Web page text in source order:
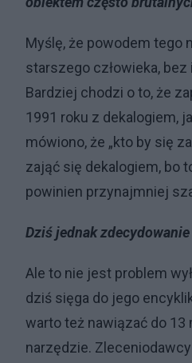
Myślę, że powodem tego
starszego człowieka,
Bardziej chodzi o to, że
1991 roku z dekalogiem,
mówiono, że „kto by się
zająć się dekalogiem, bo
powinien przynajmniej
Dziś jednak
Ale to nie jest problem
dziś sięga do jego
warto też nawiązać do 13
narzędzie.